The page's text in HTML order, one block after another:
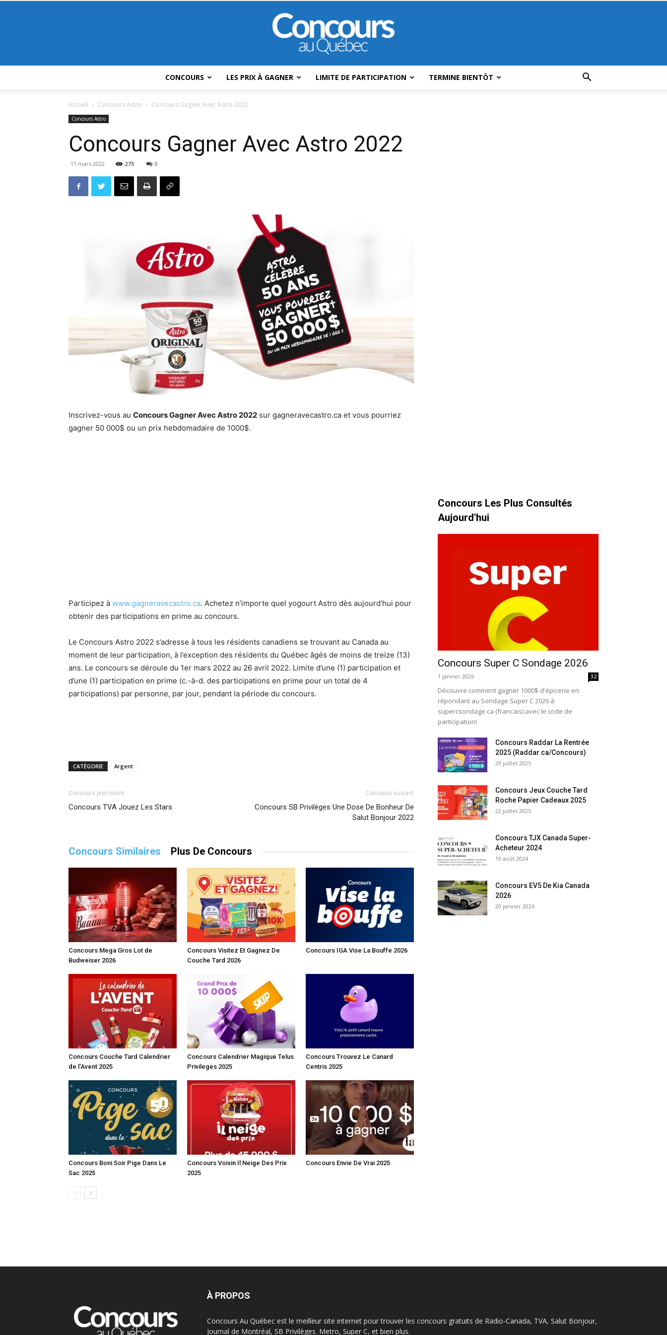
Au
CONCOURS LES PRIX À GAGNER LIMITE DE PARTICIPATION TERMINE BIENTÔT
Accueil Concours Astro Concours Gagner Avec Astro 2022
Concours Astro
Concours Gagner Avec Astro 2022
11 mars 2022 273 0
Inscrivez-vous au Concours Gagner Avec Astro 2022 sur gagneravecastro.ca et vous pourriez
gagner 50 000$ ou un prix hebdomadaire de 1000$.
Participez à www.gagneravecastro.ca. Achetez n’importe quel yogourt Astro dès aujourd’hui pour
obtenir des participations en prime au concours.
Le Concours Astro 2022 s’adresse à tous les résidents canadiens se trouvant au Canada au
moment de leur participation, à l’exception des résidents du Québec âgés de moins de treize (13)
ans. Le concours se déroule du 1er mars 2022 au 26 avril 2022. Limite d’une (1) participation et
d’une (1) participation en prime (c.-à-d. des participations en prime pour un total de 4
participations) par personne, par jour, pendant la période du concours.
CATÉGORIE Argent
Concours précédent
Concours TVA Jouez Les Stars
Concours suivant
Concours SB Privilèges Une Dose De Bonheur De
Salut Bonjour 2022
Concours Similaires Plus De Concours
Concours Mega Gros Lot de
Budweiser 2026
Concours Visitez Et Gagnez De
Couche Tard 2026
Concours IGA Vise La Bouffe 2026
Concours Couche Tard Calendrier
de l’Avent 2025
Concours Calendrier Magique Telus
Privileges 2025
Concours Trouvez Le Canard
Centris 2025
Concours Boni Soir Pige Dans Le
Sac 2025
Concours Voisin Il Neige Des Prix
2025
Concours Envie De Vrai 2025
Concours Les Plus Consultés
Aujourd'hui
Concours Super C Sondage 2026
1 janvier 2026 32
Découvre comment gagner 1000$ d'épicerie en
répondant au Sondage Super C 2026 à
supercsondage.ca (francais) avec le code de
participation!
Concours Raddar La Rentrée
2025 (Raddar.ca/Concours)
29 juillet 2025
Concours Jeux Couche Tard
Roche Papier Cadeaux 2025
22 juillet 2025
Concours TJX Canada Super-
Acheteur 2024
19 août 2024
Concours EV5 De Kia Canada
2026
20 janvier 2026
À PROPOS
Concours Au Québec est le meilleur site internet pour trouver les concours gratuits de Radio-Canada, TVA, Salut Bonjour,
Journal de Montréal, SB Privilèges. Metro, Super C, et bien plus.